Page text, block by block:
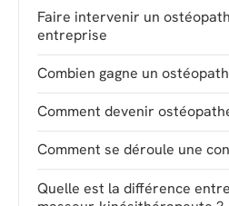
Faire intervenir un
entreprise
Combien gagne un
Comment devenir
Comment se déroule une
Quelle est la différence